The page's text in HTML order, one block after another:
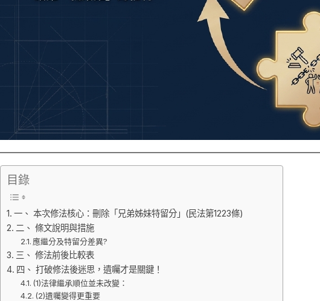
目錄
一、 本次修法核心：刪除「兄弟姊妹特留分」(民法第1223條)
二、 條文說明與措施
應繼分及特留分差異?
三、 修法前後比較表
四、 打破修法後迷思，遺囑才是關鍵！
(1)法律繼承順位並未改變：
(2)遺囑變得更重要